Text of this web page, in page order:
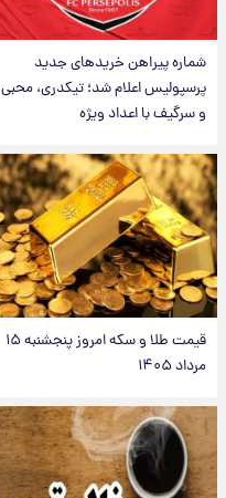
شماره پیراهن خریدهای جدید
پرسپولیس اعلام شد؛ تیکدری، محبی
و سرگیف با اعداد ویژه
قیمت طلا و سکه امروز پنجشنبه ۱۵
مرداد ۱۴۰۵